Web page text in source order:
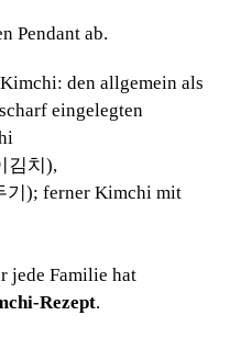
Pendant ab.
den allgemein als
eingelegten
김치),
기); ferner Kimchi mit
jede Familie hat
Rezept.